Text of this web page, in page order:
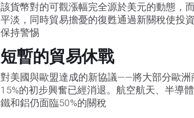
該貨幣對的可觀漲幅完全源於美元的動態，
平淡，同時貿易擔憂的復甦通過新關稅使投
保持警惕
短暫的貿易休戰
對美國與歐盟達成的新協議——將大部分歐洲
15%的初步興奮已經消退。航空航天、半導
鐵和鋁仍面臨50%的關稅